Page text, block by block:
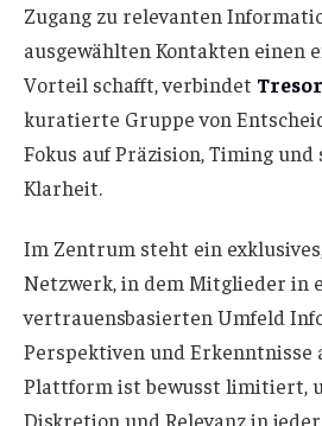
Zugang zu relevanten
ausgewählten Kontakten einen
Vorteil schafft, verbindet
kuratierte Gruppe von
Fokus auf Präzision, Timing
Klarheit.
Im Zentrum steht ein
Netzwerk, in dem Mitglieder in
vertrauensbasierten Umfeld
Perspektiven und Erkenntnisse
Plattform ist bewusst limitiert,
Diskretion und Relevanz in